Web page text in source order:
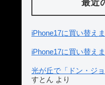
最近
iPhone17に買い替え
iPhone17に買い替え
光が丘で「ドン・ジ
すとん より